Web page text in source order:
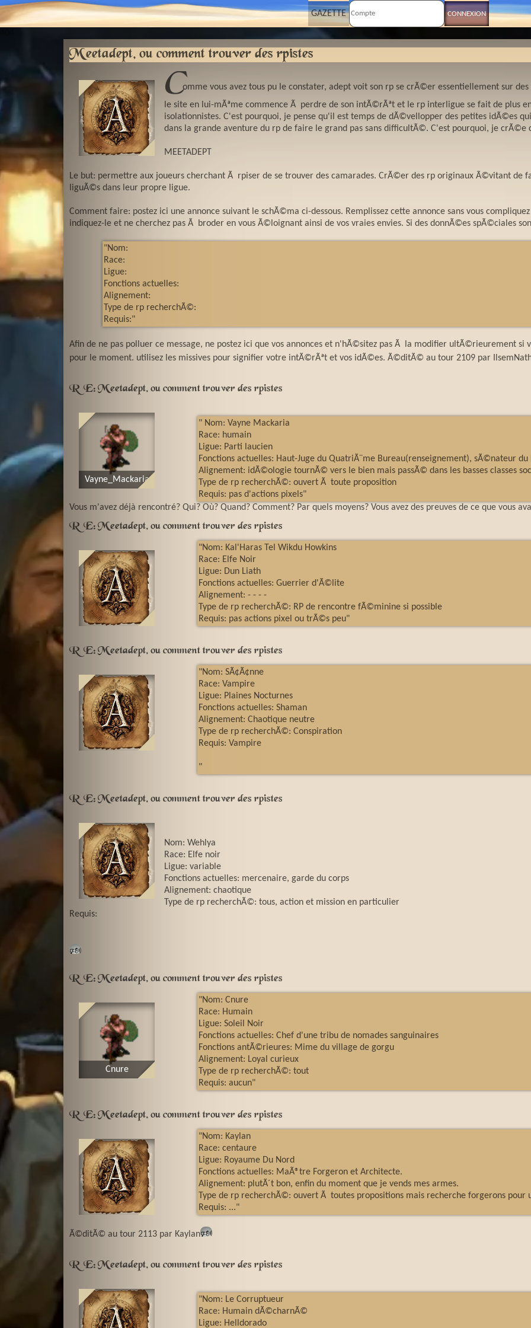
GAZETTE
Meetadept, ou comment trouver des rpistes
Comme vous avez tous pu le constater, adept voit son rp se crÃ©er essentiellement sur
le site en lui-mÃªme commence Ã perdre de son intÃ©rÃªt et le rp interligue se fait de plus
isolationnistes. C'est pourquoi, je pense qu'il est temps de dÃ©vellopper des petites idÃ©es
dans la grande aventure du rp de faire le grand pas sans difficultÃ©. C'est pourquoi, je crÃ©e
MEETADEPT
Le but: permettre aux joueurs cherchant Ã rpiser de se trouver des camarades. CrÃ©er des rp originaux Ã©vitant
liguÃ©s dans leur propre ligue.
Comment faire: postez ici une annonce suivant le schÃ©ma ci-dessous. Remplissez cette annonce sans vous
indiquez-le et ne cherchez pas Ã broder en vous Ã©loignant ainsi de vos vraies envies. Si des donnÃ©es spÃ©ciales
"Nom:
Race:
Ligue:
Fonctions actuelles:
Alignement:
Type de rp recherchÃ©:
Requis:"
Afin de ne pas polluer ce message, ne postez ici que vos annonces et n'hÃ©sitez pas Ã la modifier ultÃ©rieurement si
pour le moment. utilisez les missives pour signifier votre intÃ©rÃªt et vos idÃ©es. Ã©ditÃ© au tour 2109 par
RE: Meetadept, ou comment trouver des rpistes
Vayne_Mackaria
" Nom: Vayne Mackaria
Race: humain
Ligue: Parti laucien
Fonctions actuelles: Haut-Juge du QuatriÃ¨me Bureau(renseignement), sÃ©nateur du
Alignement: idÃ©ologie tournÃ© vers le bien mais passÃ© dans les basses classes
Type de rp recherchÃ©: ouvert Ã toute proposition
Requis: pas d'actions pixels"
Vous m'avez déjà rencontré? Qui? Où? Quand? Comment? Par quels moyens? Vous avez des preuves de ce que vous
RE: Meetadept, ou comment trouver des rpistes
"Nom: Kal'Haras Tel Wikdu Howkins
Race: Elfe Noir
Ligue: Dun Liath
Fonctions actuelles: Guerrier d'Ã©lite
Alignement: - - - -
Type de rp recherchÃ©: RP de rencontre fÃ©minine si possible
Requis: pas actions pixel ou trÃ©s peu"
RE: Meetadept, ou comment trouver des rpistes
"Nom: SÃ¢Ã¢nne
Race: Vampire
Ligue: Plaines Nocturnes
Fonctions actuelles: Shaman
Alignement: Chaotique neutre
Type de rp recherchÃ©: Conspiration
Requis: Vampire
"
RE: Meetadept, ou comment trouver des rpistes
Nom: Wehlya
Race: Elfe noir
Ligue: variable
Fonctions actuelles: mercenaire, garde du corps
Alignement: chaotique
Type de rp recherchÃ©: tous, action et mission en particulier
Requis:
🕬
RE: Meetadept, ou comment trouver des rpistes
Cnure
"Nom: Cnure
Race: Humain
Ligue: Soleil Noir
Fonctions actuelles: Chef d'une tribu de nomades sanguinaires
Fonctions antÃ©rieures: Mime du village de gorgu
Alignement: Loyal curieux
Type de rp recherchÃ©: tout
Requis: aucun"
RE: Meetadept, ou comment trouver des rpistes
"Nom: Kaylan
Race: centaure
Ligue: Royaume Du Nord
Fonctions actuelles: MaÃ®tre Forgeron et Architecte.
Alignement: plutÃ´t bon, enfin du moment que je vends mes armes.
Type de rp recherchÃ©: ouvert Ã toutes propositions mais recherche forgerons pour
Requis: ..."
Ã©ditÃ© au tour 2113 par Kaylan🕬
RE: Meetadept, ou comment trouver des rpistes
"Nom: Le Corruptueur
Race: Humain dÃ©charnÃ©
Ligue: Helldorado